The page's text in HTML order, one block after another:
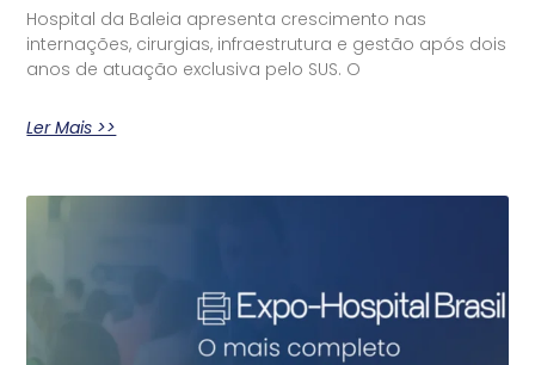
Hospital da Baleia apresenta crescimento nas
internações, cirurgias, infraestrutura e gestão após dois
anos de atuação exclusiva pelo SUS. O
Ler Mais >>